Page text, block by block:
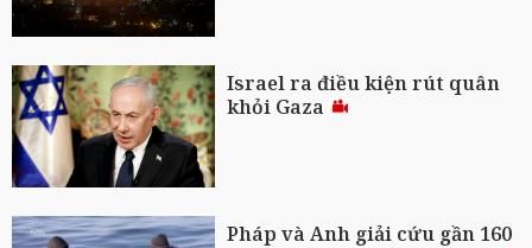
Israel ra điều kiện rút quân
khỏi Gaza
Pháp và Anh giải cứu gần 160